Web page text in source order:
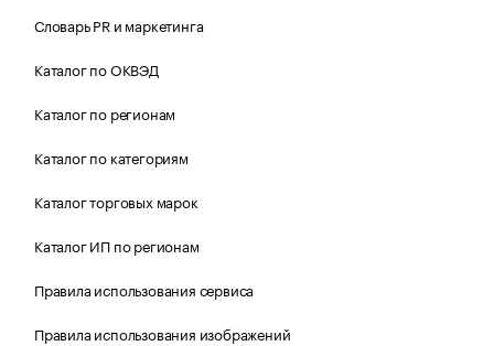
Словарь PR и маркетинга
Каталог по ОКВЭД
Каталог по регионам
Каталог по категориям
Каталог торговых марок
Каталог ИП по регионам
Правила использования сервиса
Правила использования изображений